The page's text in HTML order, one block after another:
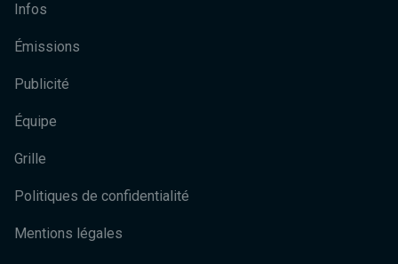
Infos
Émissions
Publicité
Équipe
Grille
Politiques de confidentialité
Mentions légales